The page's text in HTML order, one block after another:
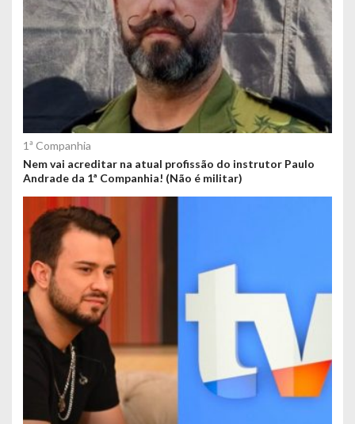
1ª Companhia
Nem vai acreditar na atual profissão do instrutor Paulo
Andrade da 1ª Companhia! (Não é militar)